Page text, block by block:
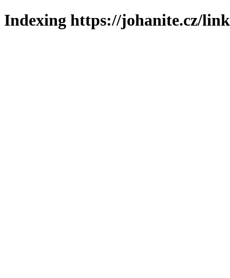
Indexing https://johanite.cz/